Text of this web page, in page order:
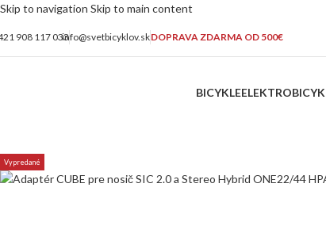
Skip to navigation Skip to main content
908 117 033info@svetbicyklov.skDOPRAVA ZDARMA OD 500€
BICYKLE
Vypredané